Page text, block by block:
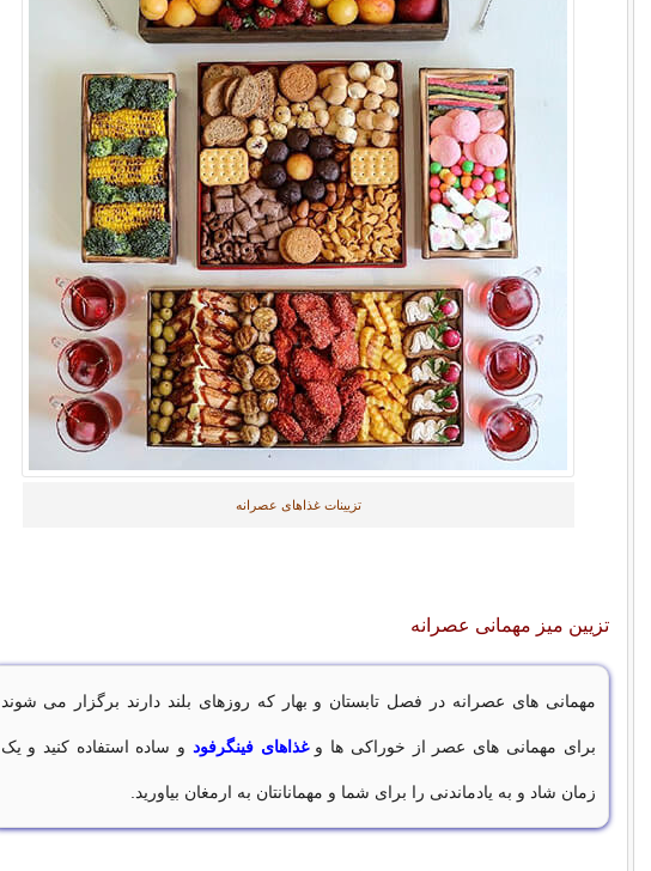
تزیینات غذاهای عصرانه
تزیین میز مهمانی عصرانه
مهمانی های عصرانه در فصل تابستان و بهار که روزهای بلند دارند برگزار می شوند
برای مهمانی های عصر از خوراکی ها وغذاهای فینگرفود و ساده استفاده کنید و یک
زمان شاد و به یادماندنی را برای شما و مهمانانتان به ارمغان بیاورید.